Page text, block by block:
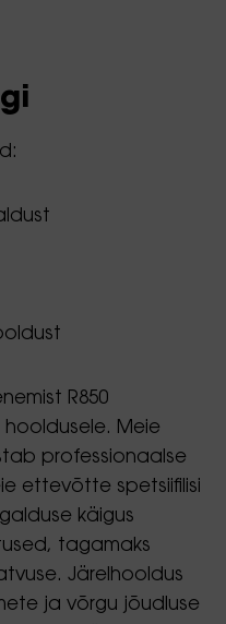
R850
Meie
professionaalse
ettevõtte spetsiifilisi
käigus
tagamaks
Järelhooldus
ja võrgu jõudluse